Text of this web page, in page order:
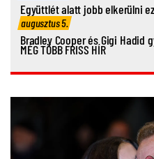
Együttlét alatt jobb elkerülni
augusztus 5.
Bradley Cooper és Gigi Hadid
MÉG TÖBB FRISS HÍR